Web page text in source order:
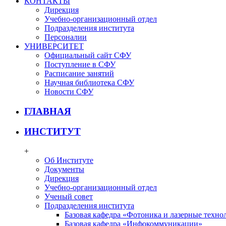
Дирекция
Учебно-организационный отдел
Подразделения института
Персоналии
УНИВЕРСИТЕТ
Официальный сайт СФУ
Поступление в СФУ
Расписание занятий
Научная библиотека СФУ
Новости СФУ
ГЛАВНАЯ
ИНСТИТУТ
+
Об Институте
Документы
Дирекция
Учебно-организационный отдел
Ученый совет
Подразделения института
Базовая кафедра «Фотоника и лазерные
Базовая кафедра «Инфокоммуникации»